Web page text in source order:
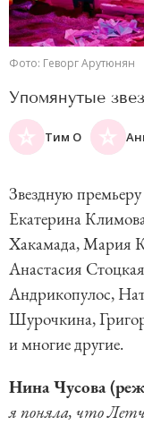
Фото: Геворг Арутюнян
Упомянутые
Тим О
Звездную
Екатерина
Хакамада, Мария
Анастасия
Андрикопулос,
Шурочкина,
и многие другие.
Нина Чусова
я поняла, что